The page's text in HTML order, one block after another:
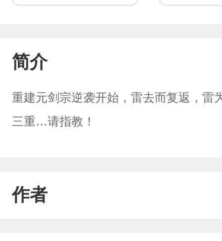
简介
重建元剑宗逆袭开始，雷去而复返，雷
三重…请指教！
作者